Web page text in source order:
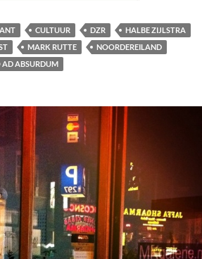
CULTUUR DZR
HALBE ZIJLSTRA
MARK RUTTE
NOORDEREILAND
AD ABSURDUM